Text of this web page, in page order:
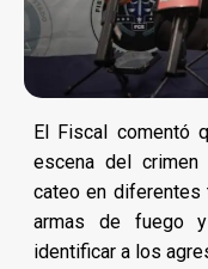
El Fiscal comentó
escena del
cateo en
armas de fuego
identificar a los